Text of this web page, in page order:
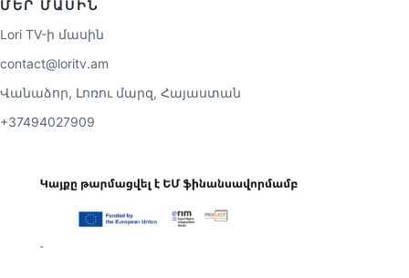
ՄԵՐ ՄԱՍԻՆ
Lori TV-ի մասին
contact@loritv.am
Վանաձոր, Լոռու մարզ, Հայաստան
+37494027909